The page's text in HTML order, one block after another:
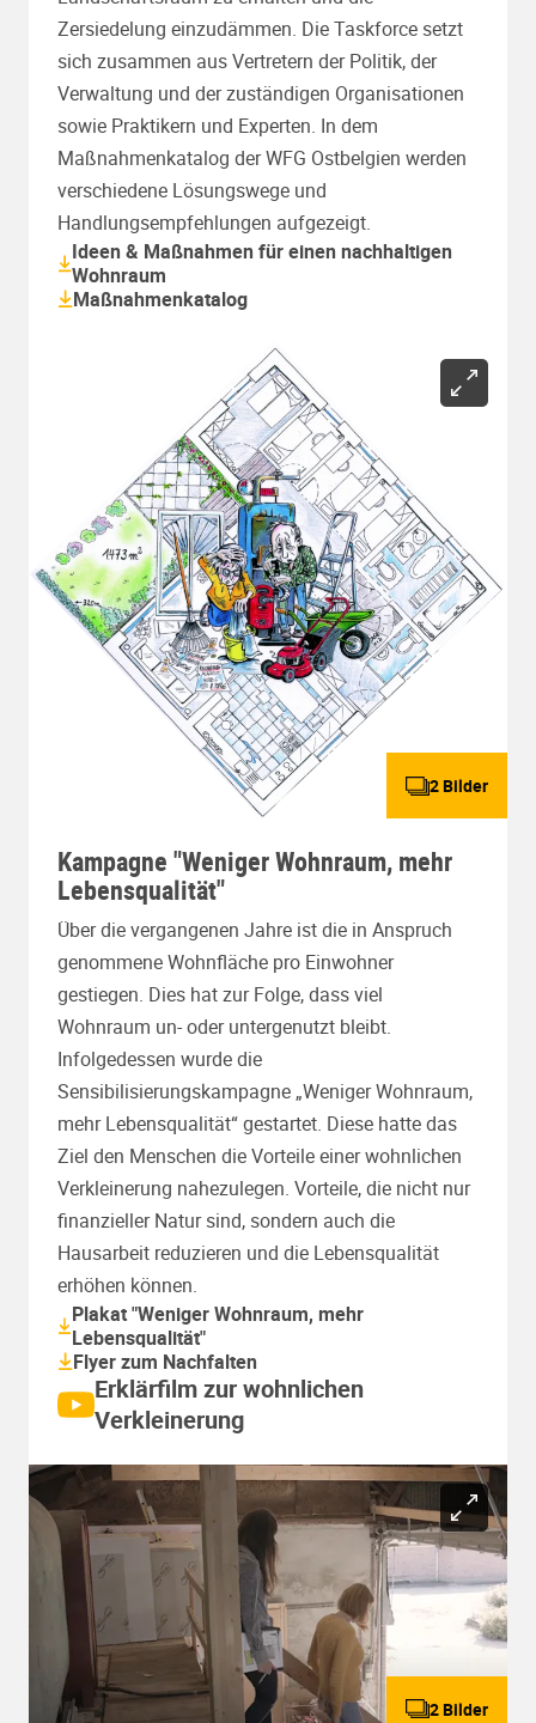
Zersiedelung einzudämmen. Die Taskforce setzt
sich zusammen aus Vertretern der Politik, der
Verwaltung und der zuständigen Organisationen
sowie Praktikern und Experten. In dem
Maßnahmenkatalog der WFG Ostbelgien werden
verschiedene Lösungswege und
Handlungsempfehlungen aufgezeigt.
Ideen & Maßnahmen für einen nachhaltigen
Wohnraum
Maßnahmenkatalog
2 Bilder
Kampagne "Weniger Wohnraum, mehr
Lebensqualität"
Über die vergangenen Jahre ist die in Anspruch
genommene Wohnfläche pro Einwohner
gestiegen. Dies hat zur Folge, dass viel
Wohnraum un- oder untergenutzt bleibt.
Infolgedessen wurde die
Sensibilisierungskampagne „Weniger Wohnraum,
mehr Lebensqualität“ gestartet. Diese hatte das
Ziel den Menschen die Vorteile einer wohnlichen
Verkleinerung nahezulegen. Vorteile, die nicht nur
finanzieller Natur sind, sondern auch die
Hausarbeit reduzieren und die Lebensqualität
erhöhen können.
Plakat "Weniger Wohnraum, mehr
Lebensqualität"
Flyer zum Nachfalten
Erklärfilm zur wohnlichen
Verkleinerung
2 Bilder